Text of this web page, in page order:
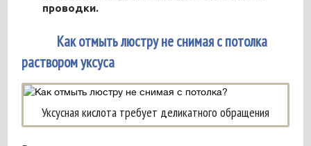
проводки.
Как отмыть люстру не снимая с потолка
раствором уксуса
Уксусная кислота требует деликатного обращения